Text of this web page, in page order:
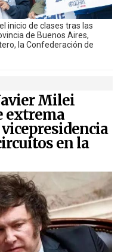
inicio de clases tras las
de Buenos Aires,
la Confederación de
Milei
extrema
en la